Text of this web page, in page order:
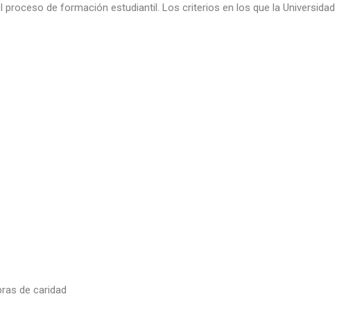
de formación estudiantil. Los criterios en los que la Universidad
de caridad